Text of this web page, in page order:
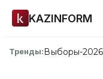
KAZINFORM
Тренды:Выборы-2026